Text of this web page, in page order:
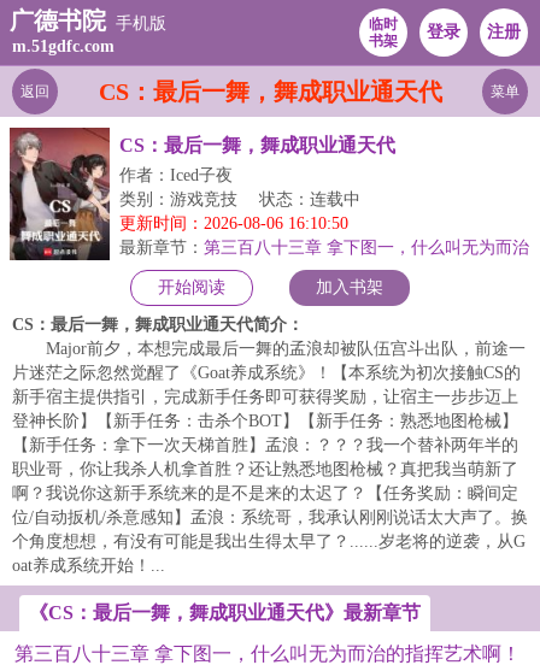
广德书院 手机版
m.51gdfc.com
临时
书架
登录 注册
CS：最后一舞，舞成职业通天代
返回 菜单
CS：最后一舞，舞成职业通天代
作者：Iced子夜
类别：游戏竞技
状态：连载中
更新时间：2026-08-06 16:10:50
最新章节： 第三百八十三章 拿下图一，什么叫无为而治
的指挥艺术啊！
开始阅读
加入书架
CS：最后一舞，舞成职业通天代简介：
Major前夕，本想完成最后一舞的孟浪却被队伍宫斗出队，前途一
片迷茫之际忽然觉醒了《Goat养成系统》！【本系统为初次接触CS的
新手宿主提供指引，完成新手任务即可获得奖励，让宿主一步步迈上
登神长阶】【新手任务：击杀个BOT】【新手任务：熟悉地图枪械】
【新手任务：拿下一次天梯首胜】孟浪：？？？我一个替补两年半的
职业哥，你让我杀人机拿首胜？还让熟悉地图枪械？真把我当萌新了
啊？我说你这新手系统来的是不是来的太迟了？【任务奖励：瞬间定
位/自动扳机/杀意感知】孟浪：系统哥，我承认刚刚说话太大声了。换
个角度想想，有没有可能是我出生得太早了？......岁老将的逆袭，从G
oat养成系统开始！...
《CS：最后一舞，舞成职业通天代》最新章节
第三百八十三章 拿下图一，什么叫无为而治的指挥艺术啊！